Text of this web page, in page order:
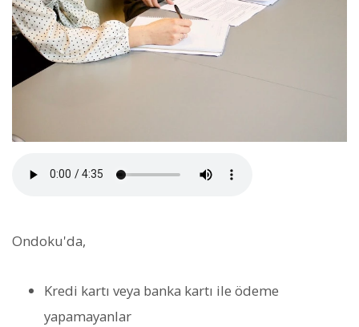
Ondoku'da,
Kredi kartı veya banka kartı ile ödeme
yapamayanlar